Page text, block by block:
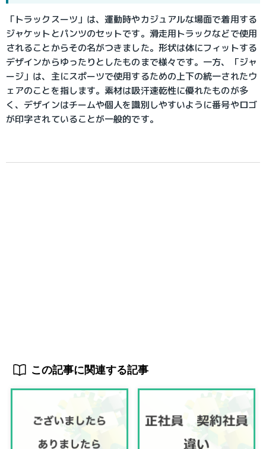
「トラックスーツ」は、運動時やカジュアルな場面で着用する
ジャケットとパンツのセットです。滑走用トラックなどで使用
されることからその名がつきました。形状は体にフィットする
デザインからゆったりとしたものまで様々です。一方、「ジャ
ージ」は、主にスポーツで使用するための上下の統一されたウ
ェアのことを指します。素材は吸汗速乾性に優れたものが多
く、デザインはチームや個人を識別しやすいように番号やロゴ
が印字されていることが一般的です。
この記事に関連する記事